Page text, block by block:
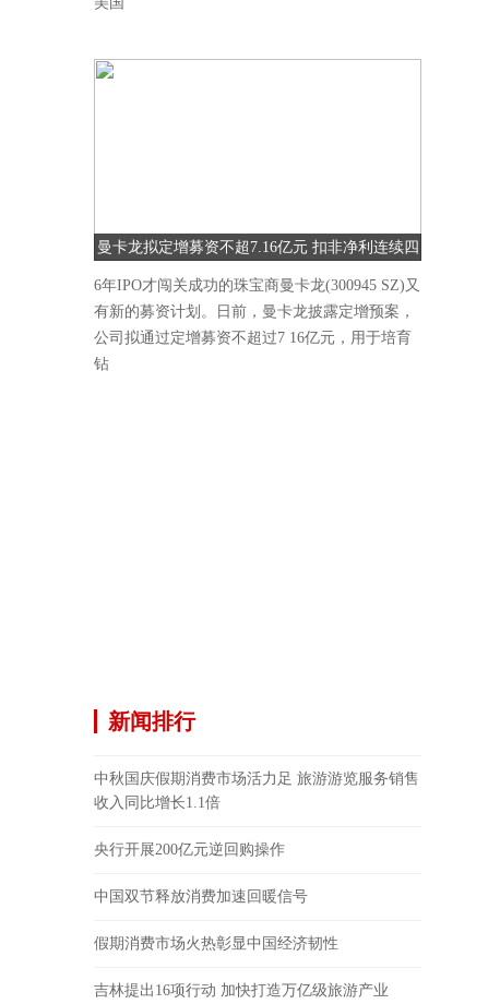
曼卡龙拟定增募资不超7.16亿元 扣非净利连续四
季度下降
6年IPO才闯关成功的珠宝商曼卡龙(300945 SZ)又
有新的募资计划。日前，曼卡龙披露定增预案，
公司拟通过定增募资不超过7 16亿元，用于培育
钻
新闻排行
中秋国庆假期消费市场活力足 旅游游览服务销售
收入同比增长1.1倍
央行开展200亿元逆回购操作
中国双节释放消费加速回暖信号
假期消费市场火热彰显中国经济韧性
吉林提出16项行动 加快打造万亿级旅游产业